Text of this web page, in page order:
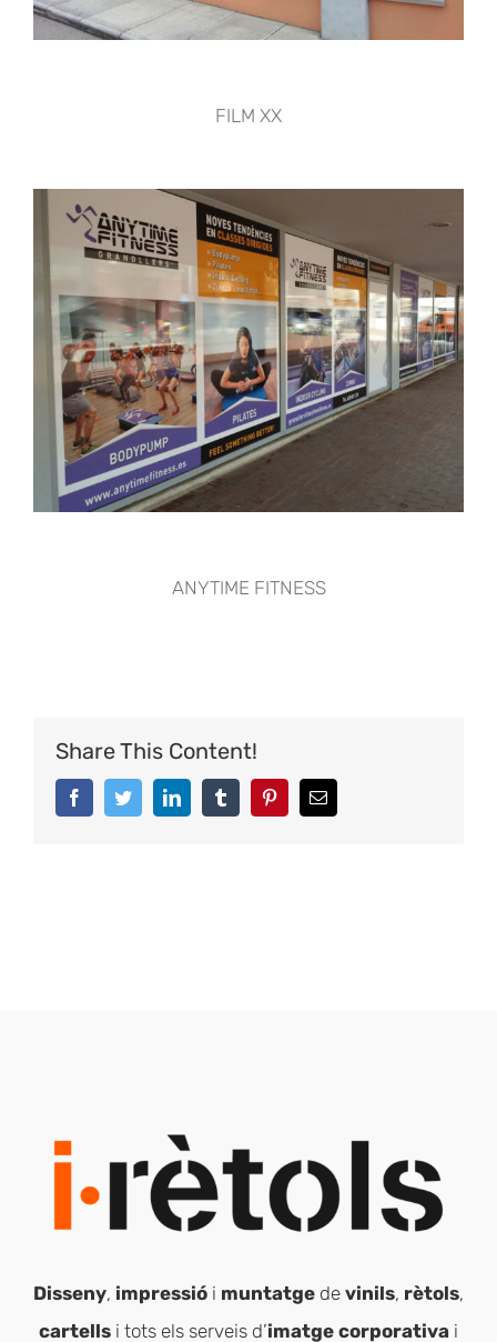
FILM XX
ANYTIME FITNESS
Share This Content!
FacebookTwitterLinkedInTumblr PinterestEmail
Disseny, impressió i muntatge de vinils, rètols,
cartells i tots els serveis d’imatge corporativa i